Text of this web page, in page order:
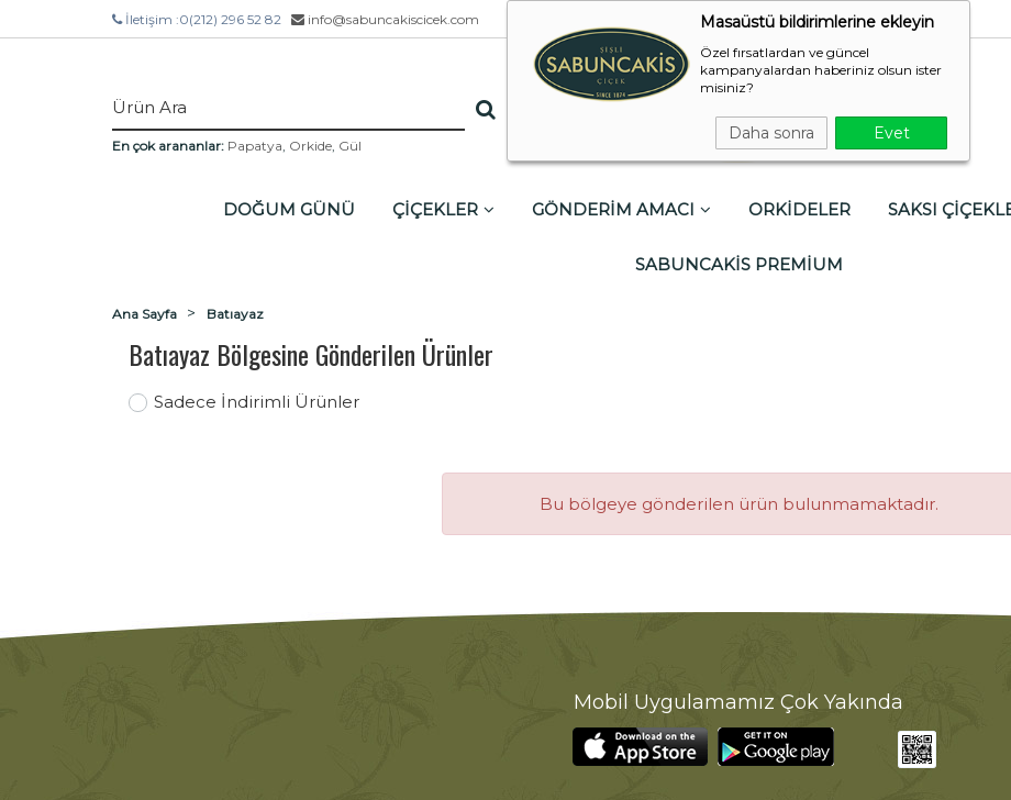
Masaüstü bildirimlerine ekleyin
Özel fırsatlardan ve güncel
kampanyalardan haberiniz olsun ister
misiniz?
Daha sonra Evet
İletişim :0(212) 296 52 82 info@sabuncakiscicek.com
En çok arananlar: Papatya, Orkide, Gül
DOĞUM GÜNÜ ÇİÇEKLER GÖNDERİM AMACI ORKİDELER SAKSI
SABUNCAKİS PREMİUM
Ana Sayfa Batıayaz
Batıayaz Bölgesine Gönderilen Ürünler
Sadece İndirimli Ürünler
Bu bölgeye gönderilen ürün bulunmamaktadır.
Mobil Uygulamamız Çok Yakında